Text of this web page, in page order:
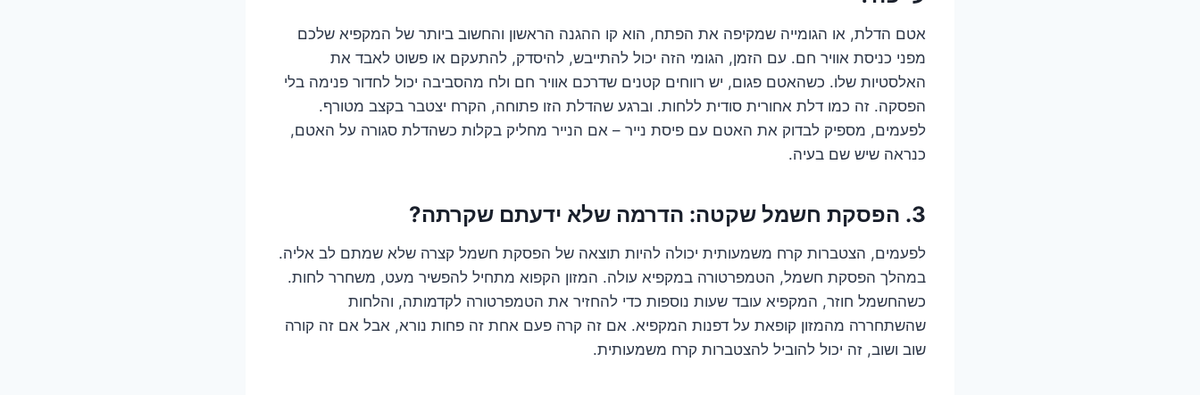
אטם הדלת, או הגומייה שמקיפה את הפתח, הוא קו ההגנה הראשון והחשוב ביותר של המקפיא שלכם
מפני כניסת אוויר חם. עם הזמן, הגומי הזה יכול להתייבש, להיסדק, להתעקם או פשוט לאבד את
האלסטיות שלו. כשהאטם פגום, יש רווחים קטנים שדרכם אוויר חם ולח מהסביבה יכול לחדור פנימה בלי
הפסקה. זה כמו דלת אחורית סודית ללחות. וברגע שהדלת הזו פתוחה, הקרח יצטבר בקצב מטורף.
לפעמים, מספיק לבדוק את האטם עם פיסת נייר – אם הנייר מחליק בקלות כשהדלת סגורה על האטם,
כנראה שיש שם בעיה.
3. הפסקת חשמל שקטה: הדרמה שלא ידעתם שקרתה?
לפעמים, הצטברות קרח משמעותית יכולה להיות תוצאה של הפסקת חשמל קצרה שלא שמתם לב אליה.
במהלך הפסקת חשמל, הטמפרטורה במקפיא עולה. המזון הקפוא מתחיל להפשיר מעט, משחרר לחות.
כשהחשמל חוזר, המקפיא עובד שעות נוספות כדי להחזיר את הטמפרטורה לקדמותה, והלחות
שהשתחררה מהמזון קופאת על דפנות המקפיא. אם זה קרה פעם אחת זה פחות נורא, אבל אם זה קורה
שוב ושוב, זה יכול להוביל להצטברות קרח משמעותית.